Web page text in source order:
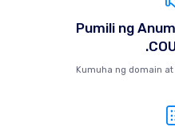
Pumili ng
Kumuha ng domain